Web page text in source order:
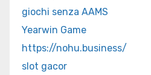
giochi senza AAMS
Yearwin Game
https://nohu.business/
slot gacor